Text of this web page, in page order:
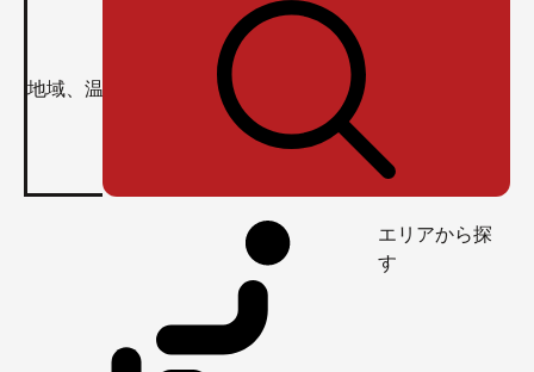
エリアから探
す